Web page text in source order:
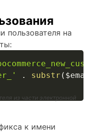
пользователя на
. substr ( $email
из части электронной
к имени